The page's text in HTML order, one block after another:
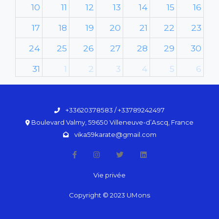
10
11 12 13 14 15
16
17
18 19 20 21 22
23
24
25 26 27 28 29
30
31
1 2 3 4 5 6
+33620378583 / +33789242497
Boulevard Valmy, 59650 Villeneuve-d’Ascq, France
vika59karate@gmail.com
Vie privée
Copyright © 2023 UMons